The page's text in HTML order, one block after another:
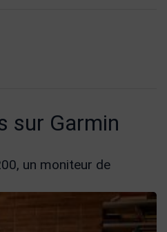
sur Garmin
un moniteur de